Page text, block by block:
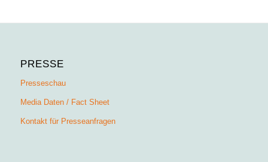
PRESSE
Presseschau
Media Daten / Fact Sheet
Kontakt für Presseanfragen